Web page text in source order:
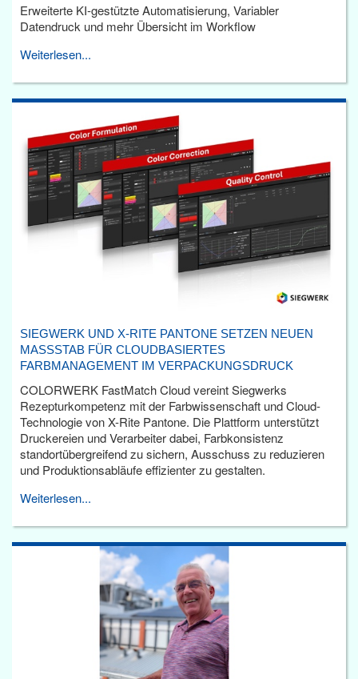
Erweiterte KI-gestützte Automatisierung, Variabler
Datendruck und mehr Übersicht im Workflow
Weiterlesen...
SIEGWERK UND X-RITE PANTONE SETZEN NEUEN
MASSSTAB FÜR CLOUDBASIERTES F
ARBMANAGEMENT IM VERPACKUNGSDRUCK
COLORWERK FastMatch Cloud vereint Siegwerks
Rezepturkompetenz mit der Farbwissenschaft und Cloud-
Technologie von X-Rite Pantone. Die Plattform unterstützt
Druckereien und Verarbeiter dabei, Farbkonsistenz
standortübergreifend zu sichern, Ausschuss zu reduzieren
und Produktionsabläufe effizienter zu gestalten.
Weiterlesen...